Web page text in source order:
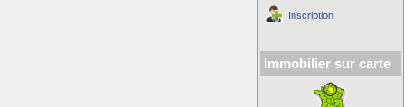
Inscription
Immobilier sur carte